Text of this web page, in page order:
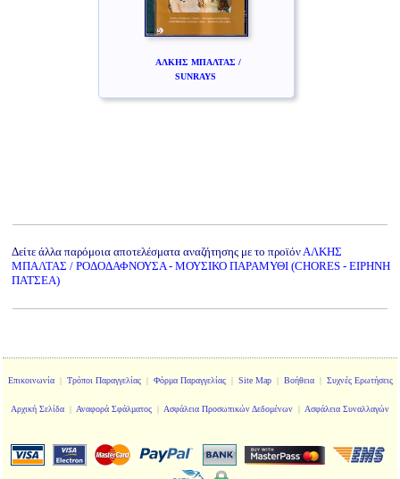
ΑΛΚΗΣ ΜΠΑΛΤΑΣ /
SUNRAYS
Δείτε άλλα παρόμοια αποτελέσματα αναζήτησης με το προϊόνΑΛΚΗΣ
ΜΠΑΛΤΑΣ / ΡΟΔΟΔΑΦΝΟΥΣΑ - ΜΟΥΣΙΚΟ ΠΑΡΑΜΥΘΙ (CHORES - ΕΙΡΗΝΗ
ΠΑΤΣΕΑ)
Επικοινωνία| Τρόποι Παραγγελίας| Φόρμα Παραγγελίας| Site Map| Βοήθεια| Συχνές Ερωτήσεις
Αρχική Σελίδα | Αναφορά Σφάλματος | Ασφάλεια Προσωπικών Δεδομένων | Ασφάλεια Συναλλαγών